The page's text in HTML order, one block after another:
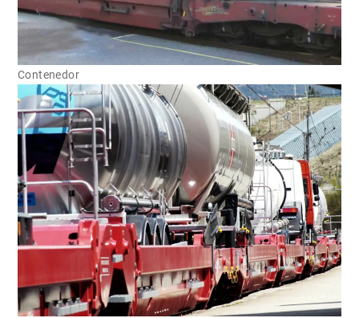
Contenedor